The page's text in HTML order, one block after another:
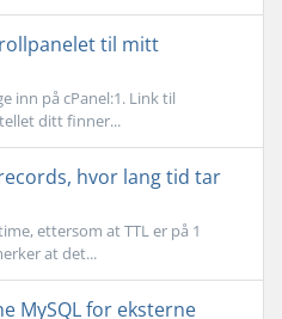
til mitt
inn på cPanel:1. Link til
ditt finner...
hvor lang tid tar
ettersom at TTL er på 1
at det...
MySQL for eksterne